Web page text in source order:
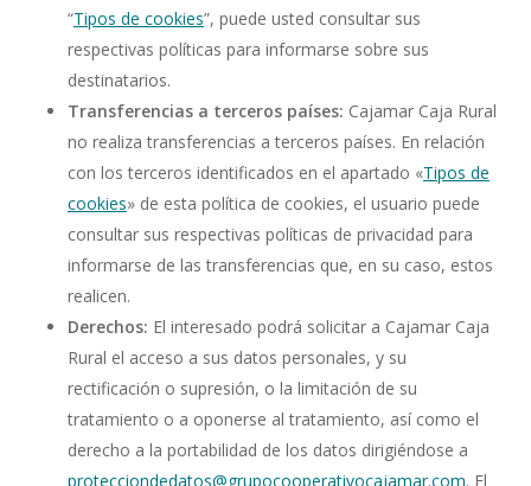
“Tipos de cookies”, puede usted consultar sus
respectivas políticas para informarse sobre sus
destinatarios.
Transferencias a terceros países: Cajamar Caja Rural
no realiza transferencias a terceros países. En relación
con los terceros identificados en el apartado «Tipos de
cookies» de esta política de cookies, el usuario puede
consultar sus respectivas políticas de privacidad para
informarse de las transferencias que, en su caso, estos
realicen.
Derechos: El interesado podrá solicitar a Cajamar Caja
Rural el acceso a sus datos personales, y su
rectificación o supresión, o la limitación de su
tratamiento o a oponerse al tratamiento, así como el
derecho a la portabilidad de los datos dirigiéndose a
protecciondedatos@grupocooperativocajamar.com. El